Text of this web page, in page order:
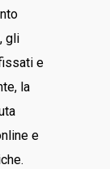
gli
e
la
e